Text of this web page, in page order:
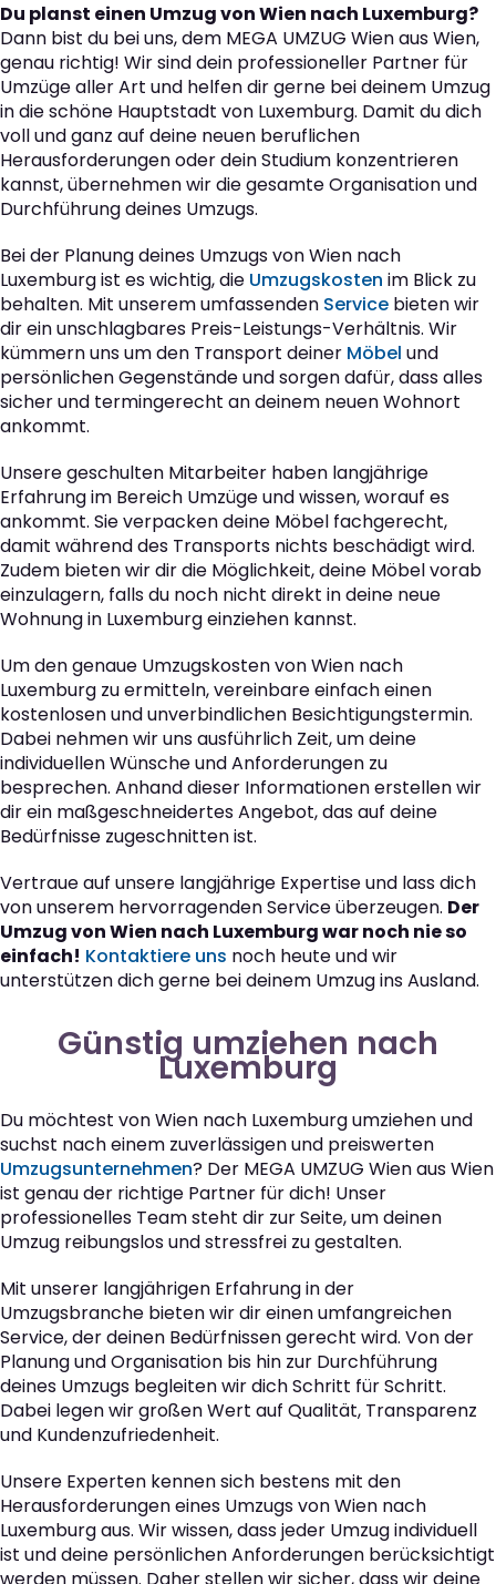
Du planst einen Umzug von Wien nach Luxemburg?
Dann bist du bei uns, dem MEGA UMZUG Wien aus Wien,
genau richtig! Wir sind dein professioneller Partner für
Umzüge aller Art und helfen dir gerne bei deinem Umzug
in die schöne Hauptstadt von Luxemburg. Damit du dich
voll und ganz auf deine neuen beruflichen
Herausforderungen oder dein Studium konzentrieren
kannst, übernehmen wir die gesamte Organisation und
Durchführung deines Umzugs.
Bei der Planung deines Umzugs von Wien nach
Luxemburg ist es wichtig, die Umzugskosten im Blick zu
behalten. Mit unserem umfassenden Service bieten wir
dir ein unschlagbares Preis-Leistungs-Verhältnis. Wir
kümmern uns um den Transport deiner Möbel und
persönlichen Gegenstände und sorgen dafür, dass alles
sicher und termingerecht an deinem neuen Wohnort
ankommt.
Unsere geschulten Mitarbeiter haben langjährige
Erfahrung im Bereich Umzüge und wissen, worauf es
ankommt. Sie verpacken deine Möbel fachgerecht,
damit während des Transports nichts beschädigt wird.
Zudem bieten wir dir die Möglichkeit, deine Möbel vorab
einzulagern, falls du noch nicht direkt in deine neue
Wohnung in Luxemburg einziehen kannst.
Um den genaue Umzugskosten von Wien nach
Luxemburg zu ermitteln, vereinbare einfach einen
kostenlosen und unverbindlichen Besichtigungstermin.
Dabei nehmen wir uns ausführlich Zeit, um deine
individuellen Wünsche und Anforderungen zu
besprechen. Anhand dieser Informationen erstellen wir
dir ein maßgeschneidertes Angebot, das auf deine
Bedürfnisse zugeschnitten ist.
Vertraue auf unsere langjährige Expertise und lass dich
von unserem hervorragenden Service überzeugen. Der
Umzug von Wien nach Luxemburg war noch nie so
einfach! Kontaktiere uns noch heute und wir
unterstützen dich gerne bei deinem Umzug ins Ausland.
Günstig umziehen nach
Luxemburg
Du möchtest von Wien nach Luxemburg umziehen und
suchst nach einem zuverlässigen und preiswerten
Umzugsunternehmen? Der MEGA UMZUG Wien aus Wien
ist genau der richtige Partner für dich! Unser
professionelles Team steht dir zur Seite, um deinen
Umzug reibungslos und stressfrei zu gestalten.
Mit unserer langjährigen Erfahrung in der
Umzugsbranche bieten wir dir einen umfangreichen
Service, der deinen Bedürfnissen gerecht wird. Von der
Planung und Organisation bis hin zur Durchführung
deines Umzugs begleiten wir dich Schritt für Schritt.
Dabei legen wir großen Wert auf Qualität, Transparenz
und Kundenzufriedenheit.
Unsere Experten kennen sich bestens mit den
Herausforderungen eines Umzugs von Wien nach
Luxemburg aus. Wir wissen, dass jeder Umzug individuell
ist und deine persönlichen Anforderungen berücksichtigt